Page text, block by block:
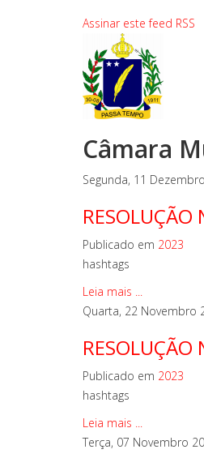
Assinar este feed RSS
Câmara
Segunda, 11
Publicado em 2023
hashtags
Leia mais ...
Quarta, 22 Novembro
Publicado em 2023
hashtags
Leia mais ...
Terça, 07 Novembro